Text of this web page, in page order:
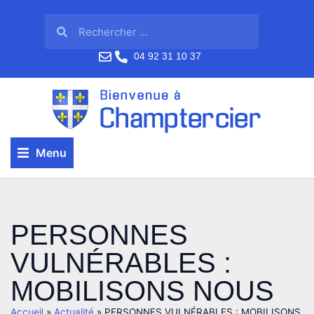
04 92 31 10 37
Menu
PERSONNES
VULNÉRABLES :
MOBILISONS NOUS